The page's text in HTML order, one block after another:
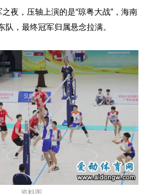
夜，压轴上演的是“琼粤大战”，海南
队，最终冠军归属悬念拉满。
资料图